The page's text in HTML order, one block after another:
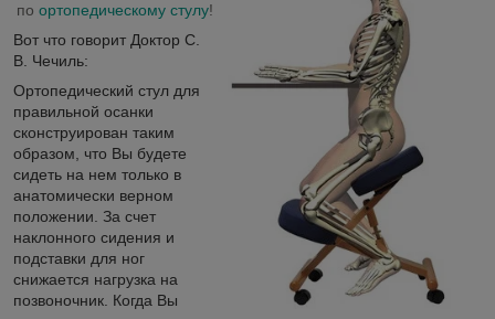
по ортопедическому стулу!
Вот что говорит Доктор С.
В. Чечиль:
Ортопедический стул для
правильной осанки
сконструирован таким
образом, что Вы будете
сидеть на нем только в
анатомически верном
положении. За счет
наклонного сидения и
подставки для ног
снижается нагрузка на
позвоночник. Когда Вы